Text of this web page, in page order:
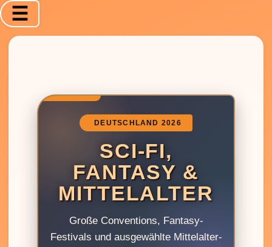
☰
DEUTSCHLAND 2026
SCI‑FI,
FANTASY &
MITTELALTER
Große Conventions, Fantasy-
Festivals und ausgewählte Mittelalter-